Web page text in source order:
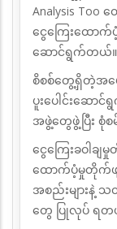
Analysis Too
ငွေကြေးထောက်ပံ့
ဆောင်ရွက်တယ်။
စိစစ်တွေ့ရှိတဲ့အပ
ပူးပေါင်းဆော
အဖွဲ့တွေဖွဲ့ပြီး စုံ
ငွေကြေးခဝါခ
ထောက်ပံ့မှုတိုက်ဖ
အစည်းများနဲ့
တွေ ပြုလုပ် ရတ